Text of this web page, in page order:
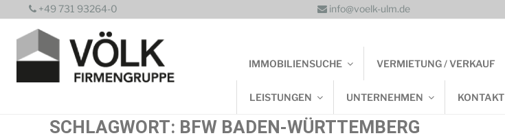
Inhalt
springen
+49 731 93264-0 info@voelk-ulm.de
IMMOBILIENSUCHE VERMIETUNG / VERKAUF
LEISTUNGEN UNTERNEHMEN KONTAKT
SCHLAGWORT: BFW BADEN-WÜRTTEMBERG